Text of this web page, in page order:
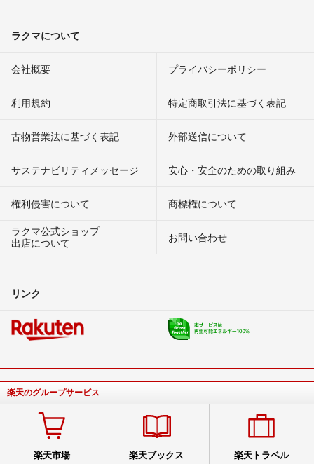
ラクマについて
会社概要 プライバシーポリシー
利用規約 特定商取引法に基づく表記
古物営業法に基づく表記 外部送信について
サステナビリティメッセージ 安心・安全のための取り組み
権利侵害について
商標権について
ラクマ公式ショップ
出店について
お問い合わせ
リンク
楽天のグループサービス
楽天市場 楽天ブックス 楽天トラベル